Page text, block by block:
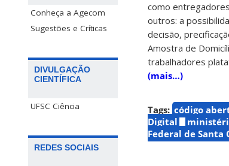
Conheça a Agecom
Sugestões e Críticas
DIVULGAÇÃO
CIENTÍFICA
UFSC Ciência
REDES SOCIAIS
como
outros: a
decisão,
Amostra de
trabalhadores
(mais…)
Tags: código
Digital
Federal de Santa